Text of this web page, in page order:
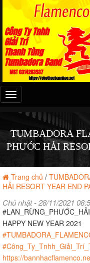
Đây
là
menu
TUMBADORA
PHƯỚC HẢI
Trang chủ /
HẢI RESORT YEAR END
Chủ nhật - 28/11/2021
HAPPY NEW YEAR 2021
https://